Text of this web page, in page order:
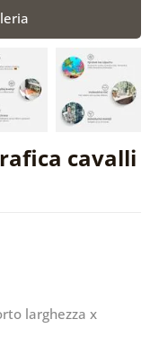
cavalli
larghezza x